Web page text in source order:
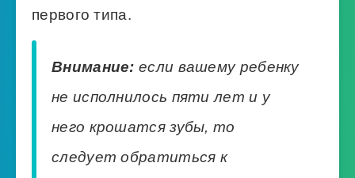
первого типа.
Внимание: если вашему ребенку
не исполнилось пяти лет и у
него крошатся зубы, то
следует обратиться к